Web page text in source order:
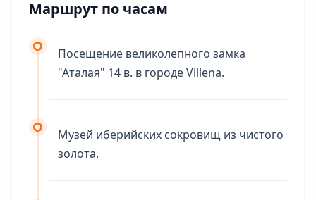
и заканчивая королем из соседней провинции.
Винные традиции Аликанте
🇪🇸 За всю историю Испания насчитывает более 10
тысяч официально зарегистрированных замков,
лишь 2500 и около 500 из них находятся в хорошем
состоянии.
Маршрут по часам
Посещение великолепного замка
"Аталая" 14 в. в городе Villena.
Музей иберийских сокровищ из чистого
золота.